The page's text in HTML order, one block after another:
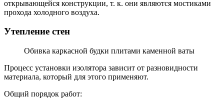
открывающейся конструкции, т. к. они являются мостиками
прохода холодного воздуха.
Утепление стен
Обивка каркасной будки плитами каменной ваты
Процесс установки изолятора зависит от разновидности
материала, который для этого применяют.
Общий порядок работ: